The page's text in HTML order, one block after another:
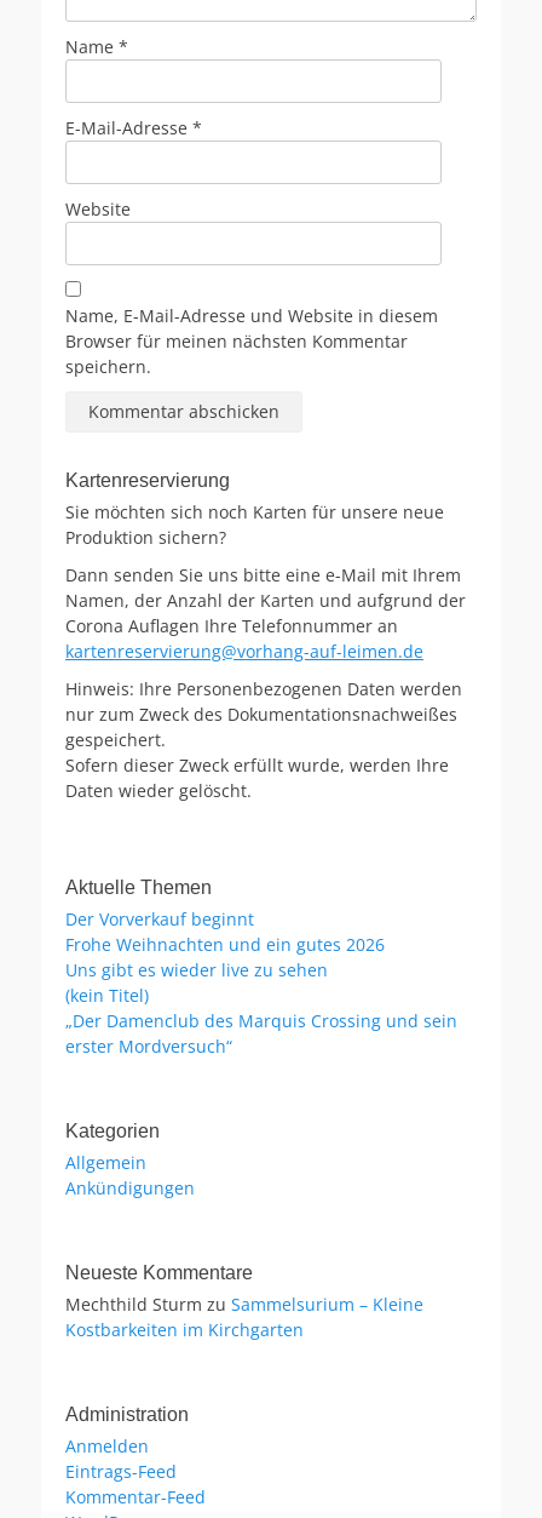
Name *
E-Mail-Adresse *
Website
Name, E-Mail-Adresse und Website in diesem
Browser für meinen nächsten Kommentar
speichern.
Kartenreservierung
Sie möchten sich noch Karten für unsere neue
Produktion sichern?
Dann senden Sie uns bitte eine e-Mail mit Ihrem
Namen, der Anzahl der Karten und aufgrund der
Corona Auflagen Ihre Telefonnummer an
kartenreservierung@vorhang-auf-leimen.de
Hinweis: Ihre Personenbezogenen Daten werden
nur zum Zweck des Dokumentationsnachweißes
gespeichert.
Sofern dieser Zweck erfüllt wurde, werden Ihre
Daten wieder gelöscht.
Aktuelle Themen
Der Vorverkauf beginnt
Frohe Weihnachten und ein gutes 2026
Uns gibt es wieder live zu sehen
(kein Titel)
„Der Damenclub des Marquis Crossing und sein
erster Mordversuch“
Kategorien
Allgemein
Ankündigungen
Neueste Kommentare
Mechthild Sturm zu Sammelsurium – Kleine
Kostbarkeiten im Kirchgarten
Administration
Anmelden
Eintrags-Feed
Kommentar-Feed